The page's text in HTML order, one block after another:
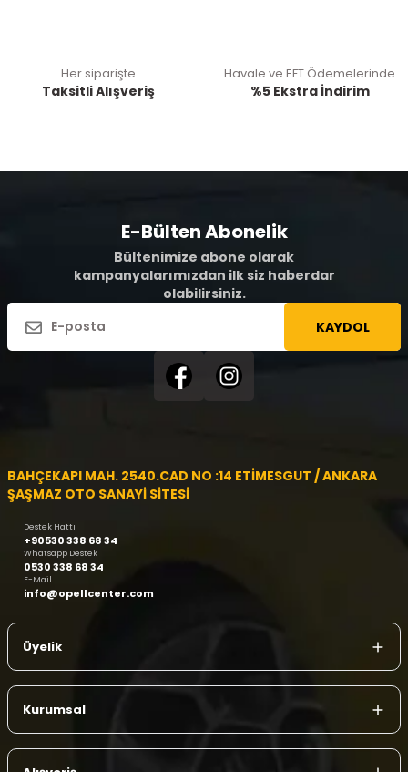
Her siparişte
Taksitli Alışveriş
Havale ve EFT Ödemelerinde
%5 Ekstra İndirim
E-Bülten Abonelik
Bültenimize abone olarak
kampanyalarımızdan ilk siz haberdar
olabilirsiniz.
KAYDOL
BAHÇEKAPI MAH. 2540.CAD NO :14 ETİMESGUT / ANKARA
ŞAŞMAZ OTO SANAYİ SİTESİ
Destek Hattı
+90530 338 68 34
Whatsapp Destek
0530 338 68 34
E-Mail
info@opellcenter.com
Üyelik
Kurumsal